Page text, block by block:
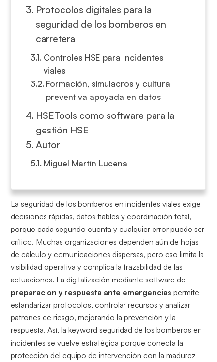
Protocolos digitales para la
seguridad de los bomberos en
carretera
Controles HSE para incidentes
viales
Formación, simulacros y cultura
preventiva apoyada en datos
HSETools como software para la
gestión HSE
Autor
Miguel Martín Lucena
La seguridad de los bomberos en incidentes viales exige
decisiones rápidas, datos fiables y coordinación total,
porque cada segundo cuenta y cualquier error puede ser
crítico. Muchas organizaciones dependen aún de hojas
de cálculo y comunicaciones dispersas, pero eso limita la
visibilidad operativa y complica la trazabilidad de las
actuaciones. La digitalización mediante software de
preparacion y respuesta ante emergencias permite
estandarizar protocolos, controlar recursos y analizar
patrones de riesgo, mejorando la prevención y la
respuesta. Así, la keyword seguridad de los bomberos en
incidentes se vuelve estratégica porque conecta la
protección del equipo de intervención con la madurez